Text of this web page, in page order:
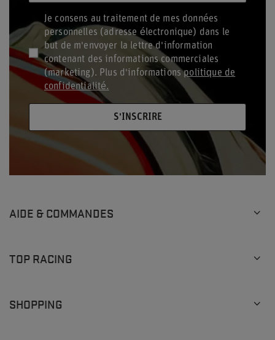
Je consens au traitement de mes données
personnelles (adresse électronique) dans le
but de m'envoyer la lettre d'information
contenant des informations commerciales
(marketing). Plus d'informationspolitique de
confidentialité.
S'INSCRIRE
AIDE & COMMANDES
TOP RACING
SHOPPING